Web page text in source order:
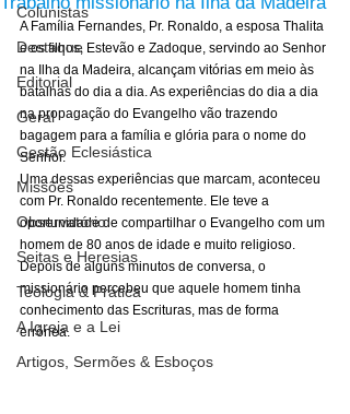
Colunistas
Destaque
Editorial
Geral
Gestão Eclesiástica
Missões
Observatório
Seitas e Heresias
Teologia & Prática
A Igreja e a Lei
Artigos, Sermões & Esboços
A Família Fernandes, Pr. Ronaldo, a esposa Thalita
e os filhos, Estevão e Zadoque, servindo ao Senhor
na Ilha da Madeira, alcançam vitórias em meio às
batalhas do dia a dia. As experiências do dia a dia
na propagação do Evangelho vão trazendo
bagagem para a família e glória para o nome do
Senhor.
Uma dessas experiências que marcam, aconteceu
com Pr. Ronaldo recentemente. Ele teve a
oportunidade de compartilhar o Evangelho com um
homem de 80 anos de idade e muito religioso.
Depois de alguns minutos de conversa, o
missionário percebeu que aquele homem tinha
conhecimento das Escrituras, mas de forma
errônea.